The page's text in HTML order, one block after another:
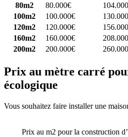
80m2
80.000€
100m2
100.000€
120m2
120.000€
160m2
160.000€
200m2
200.000€
Prix au mètre carré
écologique
Vous souhaitez faire installer une
Prix au m2 pour la construction